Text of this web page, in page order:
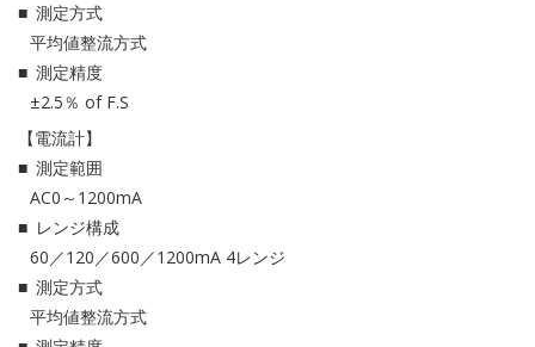
測定方式
平均値整流方式
測定精度
±2.5％ of F.S
【電流計】
測定範囲
AC0～1200mA
レンジ構成
60／120／600／1200mA 4レンジ
測定方式
平均値整流方式